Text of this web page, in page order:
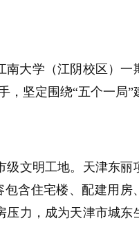
南大学（江阴校区）一
，坚定围绕“五个一局”
级文明工地。天津东丽
含住宅楼、配建用房
压力，成为天津市城东